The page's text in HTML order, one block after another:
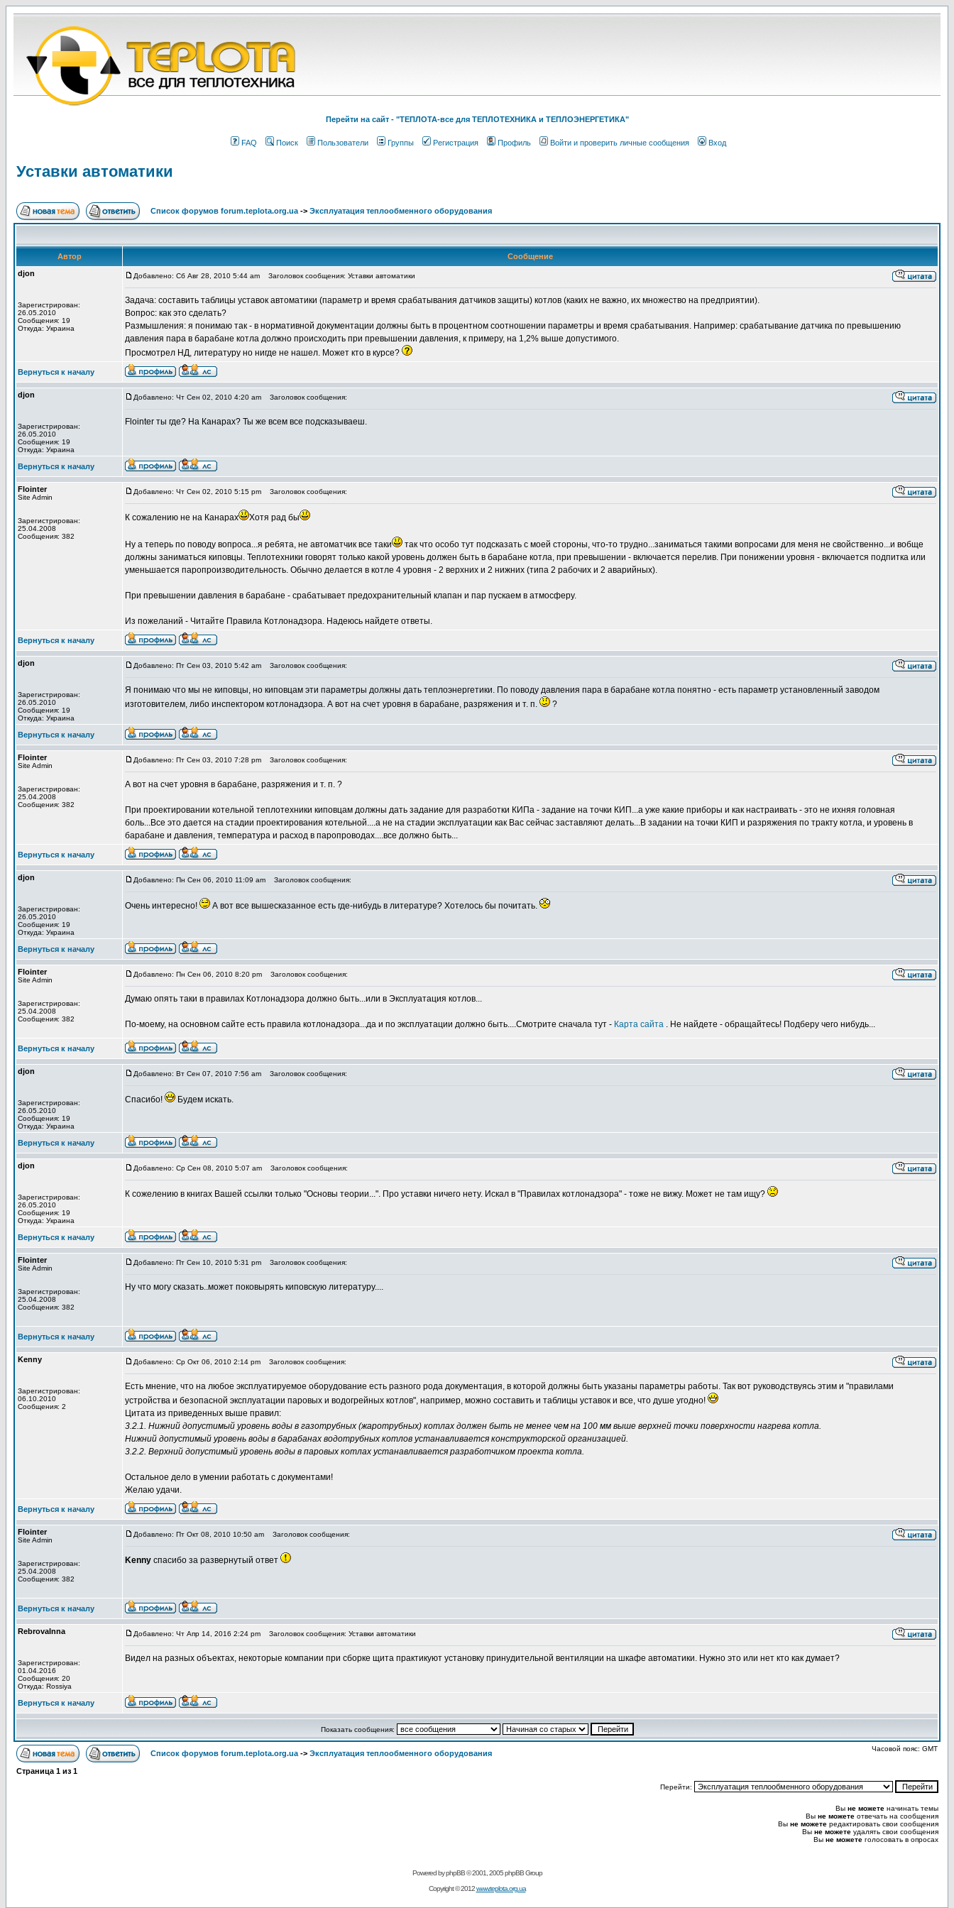
Перейти на cайт - "ТЕПЛОТА-все для ТЕПЛОТЕХНИКА и ТЕПЛОЭНЕРГЕТИКА"
FAQ Поиск Пользователи Группы Регистрация Профиль Войти и проверить личные сообщения Вход
Уставки автоматики
Список форумов forum.teplota.org.ua -> Эксплуатация теплообменного оборудования
Автор
Сообщение
djon
Зарегистрирован:
26.05.2010
Сообщения: 19
Откуда: Украина
Добавлено: Сб Авг 28, 2010 5:44 am Заголовок сообщения: Уставки автоматики
Задача: составить таблицы уставок автоматики (параметр и время срабатывания датчиков защиты) котлов (каких не важно, их множество на предприятии).
Вопрос: как это сделать?
Размышления: я понимаю так - в нормативной документации должны быть в процентном соотношении параметры и время срабатывания. Например: срабатывание датчика по превышению
давления пара в барабане котла должно происходить при превышении давления, к примеру, на 1,2% выше допустимого.
Просмотрел НД, литературу но нигде не нашел. Может кто в курсе?
Вернуться к началу
djon
Зарегистрирован:
26.05.2010
Сообщения: 19
Откуда: Украина
Добавлено: Чт Сен 02, 2010 4:20 am Заголовок сообщения:
Flointer ты где? На Канарах? Ты же всем все подсказываеш.
Вернуться к началу
Flointer
Site Admin
Зарегистрирован:
25.04.2008
Сообщения: 382
Добавлено: Чт Сен 02, 2010 5:15 pm Заголовок сообщения:
К сожалению не на Канарах Хотя рад бы
Ну а теперь по поводу вопроса...я ребята, не автоматчик все таки
так что особо тут подсказать с моей стороны, что-то трудно...заниматься такими вопросами для меня не свойственно...и вобще
должны заниматься киповцы. Теплотехники говорят только какой уровень должен быть в барабане котла, при превышении - включается перелив. При понижении уровня - включается подпитка или
уменьшается паропроизводительность. Обычно делается в котле 4 уровня - 2 верхних и 2 нижних (типа 2 рабочих и 2 аварийных).
При превышении давления в барабане - срабатывает предохранительный клапан и пар пускаем в атмосферу.
Из пожеланий - Читайте Правила Котлонадзора. Надеюсь найдете ответы.
Вернуться к началу
djon
Зарегистрирован:
26.05.2010
Сообщения: 19
Откуда: Украина
Добавлено: Пт Сен 03, 2010 5:42 am Заголовок сообщения:
Я понимаю что мы не киповцы, но киповцам эти параметры должны дать теплоэнергетики. По поводу давления пара в барабане котла понятно - есть параметр установленный заводом
изготовителем, либо инспектором котлонадзора. А вот на счет уровня в барабане, разряжения и т. п.
?
Вернуться к началу
Flointer
Site Admin
Зарегистрирован:
25.04.2008
Сообщения: 382
Добавлено: Пт Сен 03, 2010 7:28 pm Заголовок сообщения:
А вот на счет уровня в барабане, разряжения и т. п. ?
При проектировании котельной теплотехники киповцам должны дать задание для разработки КИПа - задание на точки КИП...а уже какие приборы и как настраивать - это не ихняя головная
боль...Все это дается на стадии проектирования котельной....а не на стадии эксплуатации как Вас сейчас заставляют делать...В задании на точки КИП и разряжения по тракту котла, и уровень в
барабане и давления, температура и расход в паропроводах....все должно быть...
Вернуться к началу
djon
Зарегистрирован:
26.05.2010
Сообщения: 19
Откуда: Украина
Добавлено: Пн Сен 06, 2010 11:09 am Заголовок сообщения:
Очень интересно! А вот все вышесказанное есть где-нибудь в литературе? Хотелось бы почитать.
Вернуться к началу
Flointer
Site Admin
Зарегистрирован:
25.04.2008
Сообщения: 382
Добавлено: Пн Сен 06, 2010 8:20 pm Заголовок сообщения:
Думаю опять таки в правилах Котлонадзора должно быть...или в Эксплуатация котлов...
По-моему, на основном сайте есть правила котлонадзора...да и по эксплуатации должно быть....Смотрите сначала тут - Карта сайта . Не найдете - обращайтесь! Подберу чего нибудь...
Вернуться к началу
djon
Зарегистрирован:
26.05.2010
Сообщения: 19
Откуда: Украина
Добавлено: Вт Сен 07, 2010 7:56 am Заголовок сообщения:
Спасибо! Будем искать.
Вернуться к началу
djon
Зарегистрирован:
26.05.2010
Сообщения: 19
Откуда: Украина
Добавлено: Ср Сен 08, 2010 5:07 am Заголовок сообщения:
К сожелению в книгах Вашей ссылки только "Основы теории...". Про уставки ничего нету. Искал в "Правилах котлонадзора" - тоже не вижу. Может не там ищу?
Вернуться к началу
Flointer
Site Admin
Зарегистрирован:
25.04.2008
Сообщения: 382
Добавлено: Пт Сен 10, 2010 5:31 pm Заголовок сообщения:
Ну что могу сказать..может поковырять киповскую литературу....
Вернуться к началу
Kenny
Зарегистрирован:
06.10.2010
Сообщения: 2
Добавлено: Ср Окт 06, 2010 2:14 pm Заголовок сообщения:
Есть мнение, что на любое эксплуатируемое оборудование есть разного рода документация, в которой должны быть указаны параметры работы. Так вот руководствуясь этим и "правилами
устройства и безопасной эксплуатации паровых и водогрейных котлов", например, можно составить и таблицы уставок и все, что душе угодно!
Цитата из приведенных выше правил:
3.2.1. Нижний допустимый уровень воды в газотрубных (жаротрубных) котлах должен быть не менее чем на 100 мм выше верхней точки поверхности нагрева котла.
Нижний допустимый уровень воды в барабанах водотрубных котлов устанавливается конструкторской организацией.
3.2.2. Верхний допустимый уровень воды в паровых котлах устанавливается разработчиком проекта котла.
Остальное дело в умении работать с документами!
Желаю удачи.
Вернуться к началу
Flointer
Site Admin
Зарегистрирован:
25.04.2008
Сообщения: 382
Добавлено: Пт Окт 08, 2010 10:50 am Заголовок сообщения:
Kenny спасибо за развернутый ответ
Вернуться к началу
RebrovaInna
Зарегистрирован:
01.04.2016
Сообщения: 20
Откуда: Rossiya
Добавлено: Чт Апр 14, 2016 2:24 pm Заголовок сообщения: Уставки автоматики
Видел на разных объектах, некоторые компании при сборке щита практикуют установку принудительной вентиляции на шкафе автоматики. Нужно это или нет кто как думает?
Вернуться к началу
Показать сообщения:
Список форумов forum.teplota.org.ua -> Эксплуатация теплообменного оборудования
Часовой пояс: GMT
Страница 1 из 1
Перейти:
Вы не можете начинать темы
Вы не можете отвечать на сообщения
Вы не можете редактировать свои сообщения
Вы не можете удалять свои сообщения
Вы не можете голосовать в опросах
Powered byphpBB© 2001, 2005 phpBB Group
Copyright © 2012www.teplota.org.ua